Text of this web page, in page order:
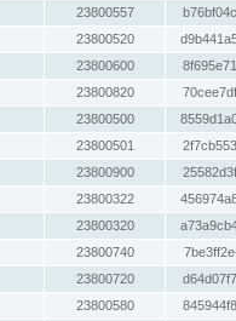
23800557
23800520
23800600
23800820
23800500
23800501
23800900
23800322
23800320
23800740
23800720
23800580